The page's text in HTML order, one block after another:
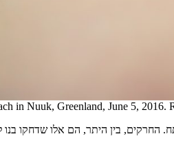
in Nuuk, Greenland, June 5,
החרקים, בין היתר, הם אלו שדחקו